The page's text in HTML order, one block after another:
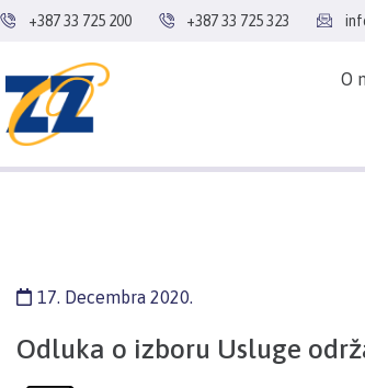
+387 33 725 200 +387 33 725 323
O
17. Decembra 2020.
Odluka o izboru Usluge